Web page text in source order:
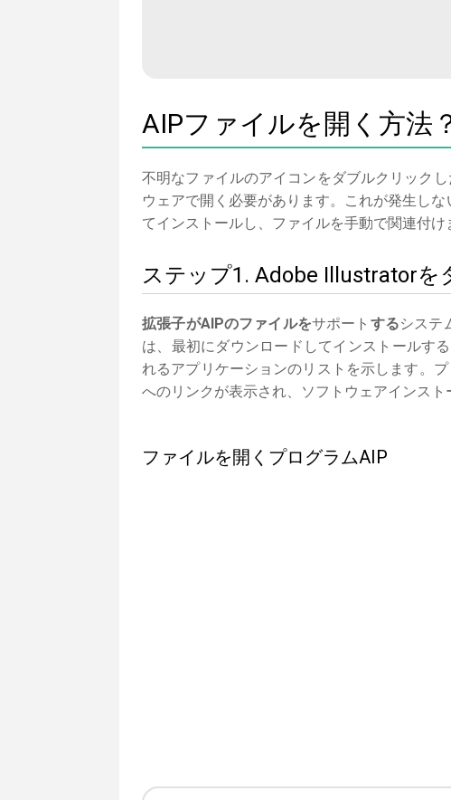
AIPファイルを開く方法
不明なファイルのアイコンをダブルクリック
ウェアで開く必要があります。これが発生し
てインストールし、ファイルを手動で関連付け
ステップ1. Adobe Illustrator
拡張子がAIPのファイルをサポート するシステ
は、最初にダウンロードしてインストールす
れるアプリケーションのリストを示します。
へのリンクが表示され、ソフトウェアインスト
ファイルを開くプログラムAIP